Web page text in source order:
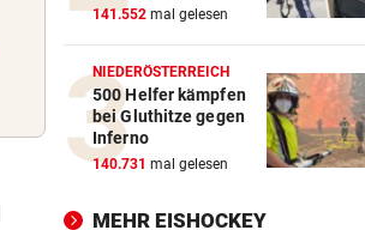
141.552 mal gelesen
NIEDERÖSTERREICH
500 Helfer kämpfen
bei Gluthitze gegen
Inferno
140.731 mal gelesen
MEHR EISHOCKEY